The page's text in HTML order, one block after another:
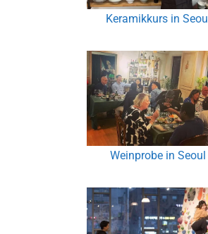
Keramikkurs in Seoul
Weinprobe in Seoul